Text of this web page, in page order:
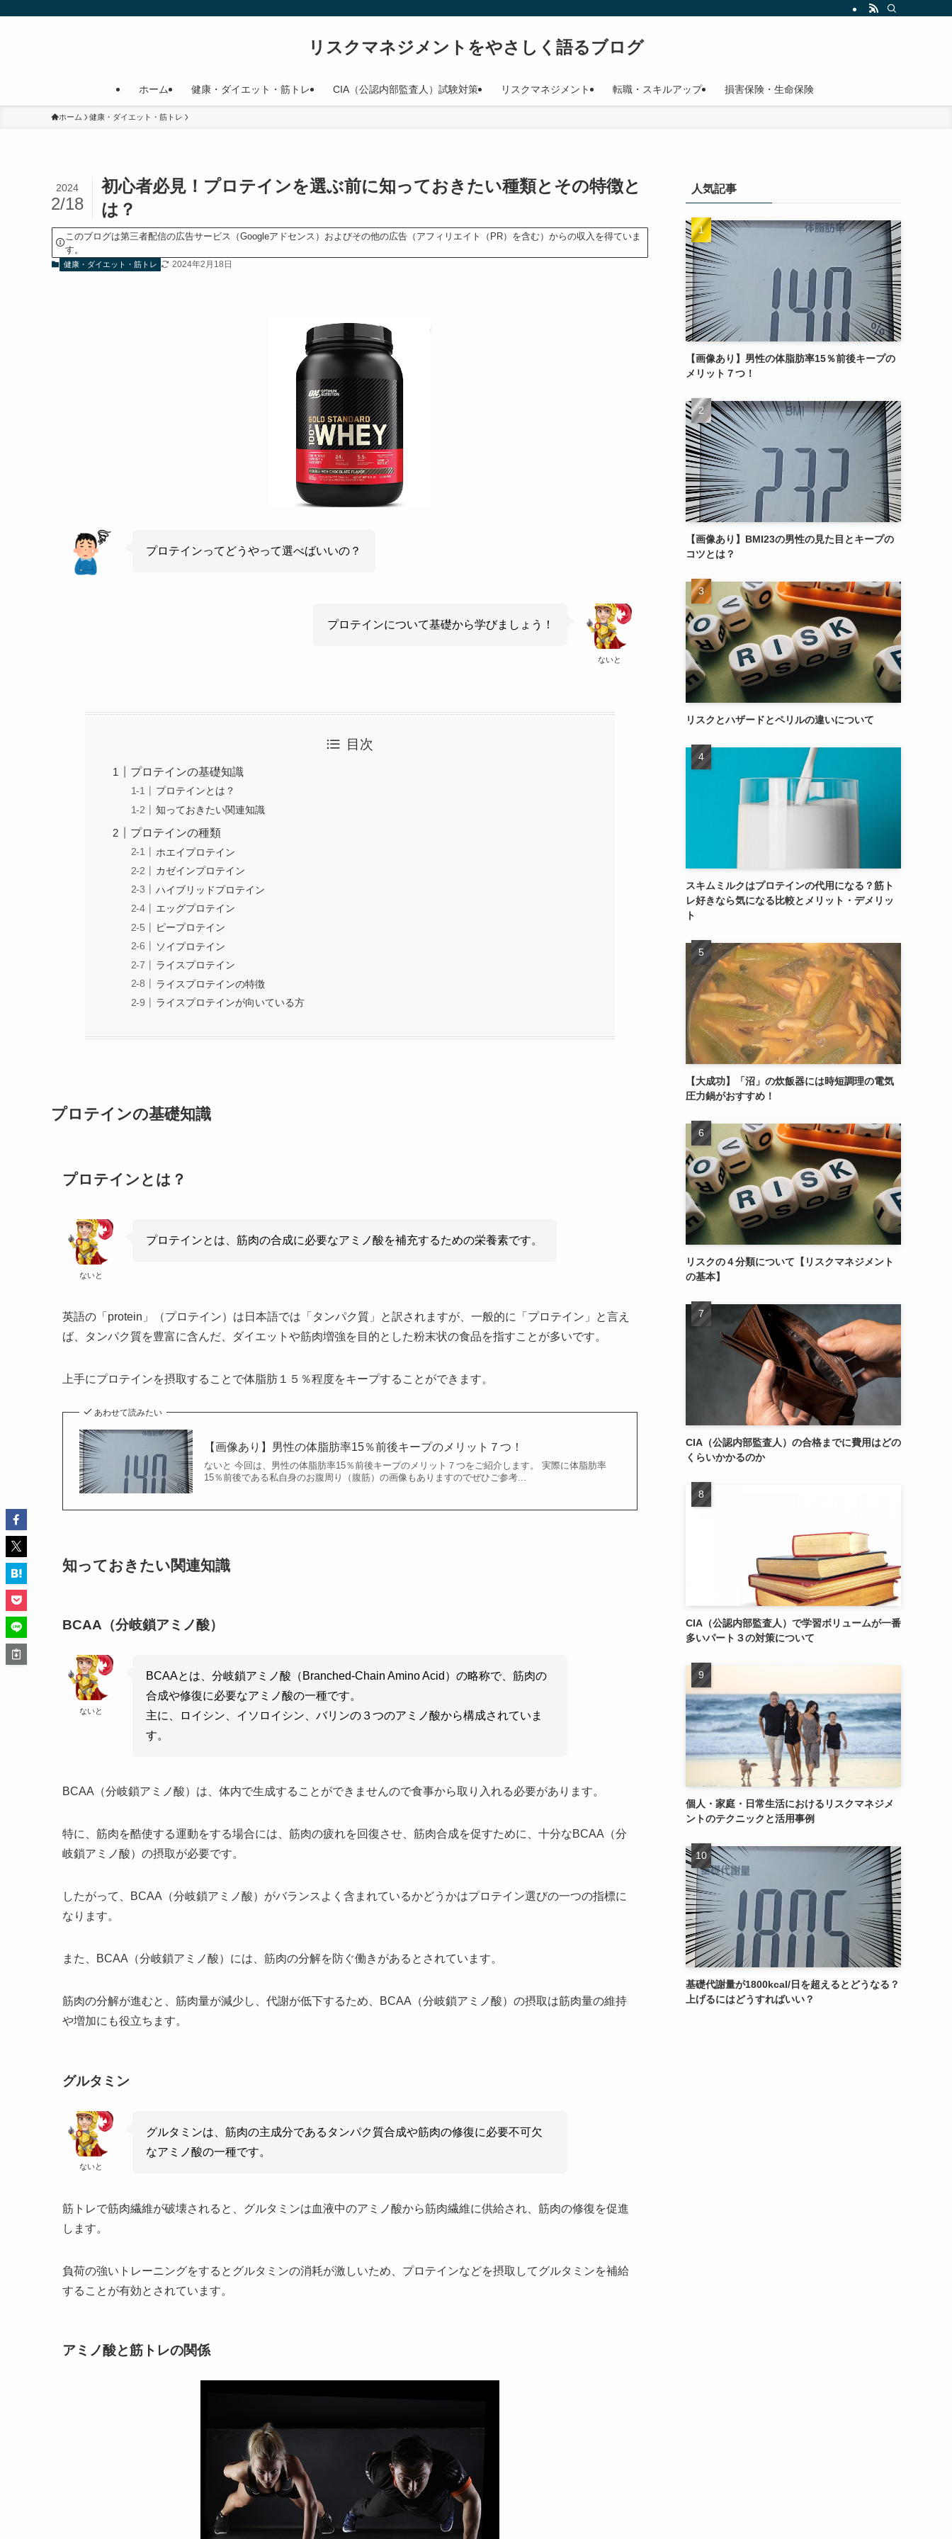
リスクマネジメントをやさしく語るブログ
ホーム 健康・ダイエット・筋トレ CIA（公認内部監査人）試験対策 リスクマネジメント 転職・スキルアップ 損害保険・生命保険
ホーム 健康・ダイエット・筋トレ
初心者必見！プロテインを選ぶ前に知っておきたい種類とその特徴と
は？
2024
2/18
このブログは第三者配信の広告サービス（Googleアドセンス）およびその他の広告（アフィリエイト（PR）を含む）からの収入を得ていま
す。
健康・ダイエット・筋トレ 2024年2月18日
プロテインってどうやって選べばいいの？
ないと
プロテインについて基礎から学びましょう！
目次
プロテインの基礎知識
プロテインとは？
知っておきたい関連知識
プロテインの種類
ホエイプロテイン
カゼインプロテイン
ハイブリッドプロテイン
エッグプロテイン
ピープロテイン
ソイプロテイン
ライスプロテイン
ライスプロテインの特徴
ライスプロテインが向いている方
プロテインの基礎知識
プロテインとは？
ないと
プロテインとは、筋肉の合成に必要なアミノ酸を補充するための栄養素です。
英語の「protein」（プロテイン）は日本語では「タンパク質」と訳されますが、一般的に「プロテイン」と言え
ば、タンパク質を豊富に含んだ、ダイエットや筋肉増強を目的とした粉末状の食品を指すことが多いです。
上手にプロテインを摂取することで体脂肪１５％程度をキープすることができます。
あわせて読みたい
【画像あり】男性の体脂肪率15％前後キープのメリット７つ！
ないと 今回は、男性の体脂肪率15％前後キープのメリット７つをご紹介します。 実際に体脂肪率
15％前後である私自身のお腹周り（腹筋）の画像もありますのでぜひご参考...
知っておきたい関連知識
BCAA（分岐鎖アミノ酸）
ないと
BCAAとは、分岐鎖アミノ酸（Branched-Chain Amino Acid）の略称で、筋肉の
合成や修復に必要なアミノ酸の一種です。
主に、ロイシン、イソロイシン、バリンの３つのアミノ酸から構成されていま
す。
BCAA（分岐鎖アミノ酸）は、体内で生成することができませんので食事から取り入れる必要があります。
特に、筋肉を酷使する運動をする場合には、筋肉の疲れを回復させ、筋肉合成を促すために、十分なBCAA（分
岐鎖アミノ酸）の摂取が必要です。
したがって、BCAA（分岐鎖アミノ酸）がバランスよく含まれているかどうかはプロテイン選びの一つの指標に
なります。
また、BCAA（分岐鎖アミノ酸）には、筋肉の分解を防ぐ働きがあるとされています。
筋肉の分解が進むと、筋肉量が減少し、代謝が低下するため、BCAA（分岐鎖アミノ酸）の摂取は筋肉量の維持
や増加にも役立ちます。
グルタミン
ないと
グルタミンは、筋肉の主成分であるタンパク質合成や筋肉の修復に必要不可欠
なアミノ酸の一種です。
筋トレで筋肉繊維が破壊されると、グルタミンは血液中のアミノ酸から筋肉繊維に供給され、筋肉の修復を促進
します。
負荷の強いトレーニングをするとグルタミンの消耗が激しいため、プロテインなどを摂取してグルタミンを補給
することが有効とされています。
アミノ酸と筋トレの関係
人気記事
【画像あり】男性の体脂肪率15％前後キープの
メリット７つ！
【画像あり】BMI23の男性の見た目とキープの
コツとは？
リスクとハザードとペリルの違いについて
スキムミルクはプロテインの代用になる？筋ト
レ好きなら気になる比較とメリット・デメリッ
ト
【大成功】「沼」の炊飯器には時短調理の電気
圧力鍋がおすすめ！
リスクの４分類について【リスクマネジメント
の基本】
CIA（公認内部監査人）の合格までに費用はどの
くらいかかるのか
CIA（公認内部監査人）で学習ボリュームが一番
多いパート３の対策について
個人・家庭・日常生活におけるリスクマネジメ
ントのテクニックと活用事例
基礎代謝量が1800kcal/日を超えるとどうなる？
上げるにはどうすればいい？